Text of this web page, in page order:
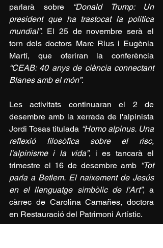
parlarà sobre
“Donald Trump: Un
president que ha trastocat la política
mundial”. El 25 de novembre serà el
torn dels doctors Marc Rius i Eugènia
“CEAB: 40 anys de ciència connectant
Blanes amb el món”.
Les activitats continuaran el 2 de
desembre amb la xerrada de l'alpinista
Jordi Tosas titulada “Homo alpinus. Una
reflexió filosòfica sobre el risc,
l'alpinisme i la vida”, i es tancarà el
trimestre el 16 de desembre amb “Tot
parla a Betlem. El naixement de Jesús
en el llenguatge simbòlic de l'Art”, a
càrrec de Carolina Camañes, doctora
en Restauració del Patrimoni Artístic.